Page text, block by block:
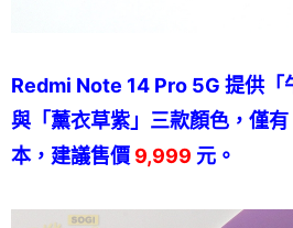
Redmi Note 14 Pro 5G 提供「
與「薰衣草紫」三款顏色，僅
本，建議售價 9,999 元。